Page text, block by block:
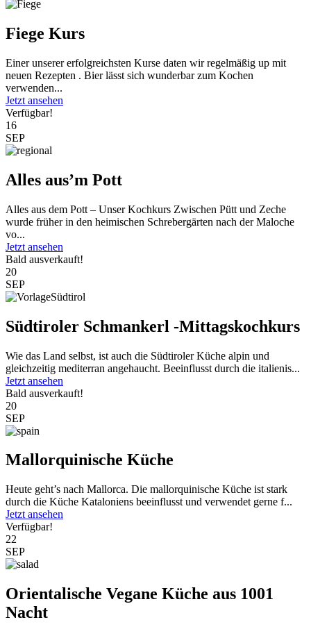
Fiege Kurs
Einer unserer erfolgreichsten Kurse daten wir regelmäßig up mit
neuen Rezepten . Bier lässt sich wunderbar zum Kochen
verwenden...
Jetzt ansehen
Verfügbar!
16
SEP
Alles aus’m Pott
Alles aus dem Pott – Unser Kochkurs Zwischen Pütt und Zeche
wurde früher in den heimischen Schrebergärten nach der Maloche
vo...
Jetzt ansehen
Bald ausverkauft!
20
SEP
Südtiroler Schmankerl -Mittagskochkurs
Wie das Land selbst, ist auch die Südtiroler Küche alpin und
gleichzeitig mediterran angehaucht. Beeinflusst durch die italienis...
Jetzt ansehen
Bald ausverkauft!
20
SEP
Mallorquinische Küche
Heute geht’s nach Mallorca. Die mallorquinische Küche ist stark
durch die Küche Kataloniens beeinflusst und verwendet gerne f...
Jetzt ansehen
Verfügbar!
22
SEP
Orientalische Vegane Küche aus 1001
Nacht